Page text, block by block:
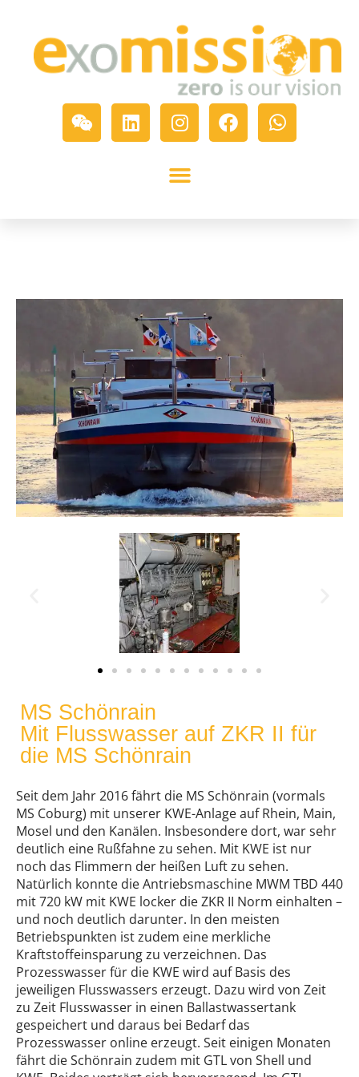
MS Schönrain
Mit Flusswasser auf ZKR II für
die MS Schönrain
Seit dem Jahr 2016 fährt die MS Schönrain (vormals
MS Coburg) mit unserer KWE-Anlage auf Rhein, Main,
Mosel und den Kanälen. Insbesondere dort, war sehr
deutlich eine Rußfahne zu sehen. Mit KWE ist nur
noch das Flimmern der heißen Luft zu sehen.
Natürlich konnte die Antriebsmaschine MWM TBD 440
mit 720 kW mit KWE locker die ZKR II Norm einhalten –
und noch deutlich darunter. In den meisten
Betriebspunkten ist zudem eine merkliche
Kraftstoffeinsparung zu verzeichnen. Das
Prozesswasser für die KWE wird auf Basis des
jeweiligen Flusswassers erzeugt. Dazu wird von Zeit
zu Zeit Flusswasser in einen Ballastwassertank
gespeichert und daraus bei Bedarf das
Prozesswasser online erzeugt. Seit einigen Monaten
fährt die Schönrain zudem mit GTL von Shell und